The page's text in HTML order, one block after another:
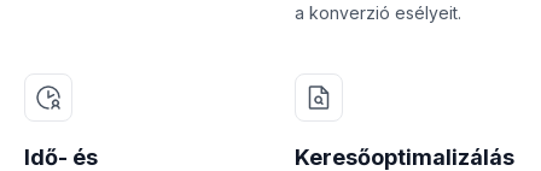
a konverzió esélyeit.
Idő- és
Keresőoptimalizálás